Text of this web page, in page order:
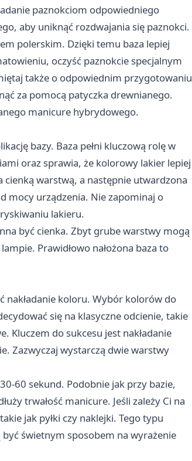
paznokciom odpowiedniego
aby uniknąć rozdwajania się paznokci.
polerskim. Dzięki temu baza lepiej
oczyść paznokcie specjalnym
także o odpowiednim przygotowaniu
za pomocą patyczka drewnianego.
manicure hybrydowego.
bazy. Baza pełni kluczową rolę w
oraz sprawia, że kolorowy lakier lepiej
cienką warstwą, a następnie utwardzona
mocy urządzenia. Nie zapominaj o
lakieru.
być cienka. Zbyt grube warstwy mogą
Prawidłowo nałożona baza to
nakładanie koloru. Wybór kolorów do
się na klasyczne odcienie, takie
Kluczem do sukcesu jest nakładanie
Zazwyczaj wystarczą dwie warstwy
60 sekund. Podobnie jak przy bazie,
trwałość manicure. Jeśli zależy Ci na
jak pyłki czy naklejki. Tego typu
świetnym sposobem na wyrażenie